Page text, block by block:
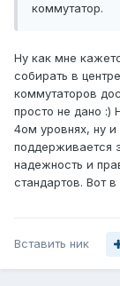
коммутатор.
Ну как мне
собирать в
коммутаторов
просто не дано :)
4ом уровнях, ну
поддерживается
надежность и
стандартов. Вот
Вставить ник